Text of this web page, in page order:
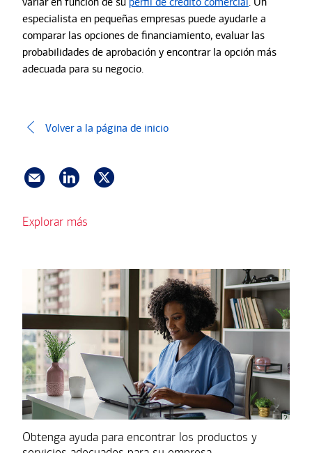
especialista en pequeñas empresas puede ayudarle a
comparar las opciones de financiamiento, evaluar las
probabilidades de aprobación y encontrar la opción más
adecuada para su negocio.
Volver a la página de inicio
Explorar más
Obtenga ayuda para encontrar los productos y